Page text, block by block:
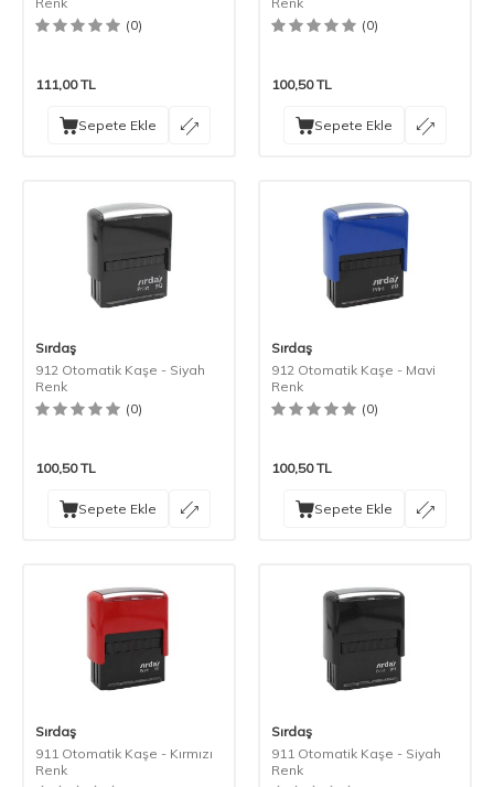
(0)
111,00TL
Sepete Ekle
(0)
100,50TL
Sepete Ekle
Sırdaş
912 Otomatik Kaşe - Siyah
Renk
(0)
100,50TL
Sepete Ekle
Sırdaş
912 Otomatik Kaşe - Mavi
Renk
(0)
100,50TL
Sepete Ekle
Sırdaş
911 Otomatik Kaşe - Kırmızı
Renk
Sırdaş
911 Otomatik Kaşe - Siyah
Renk